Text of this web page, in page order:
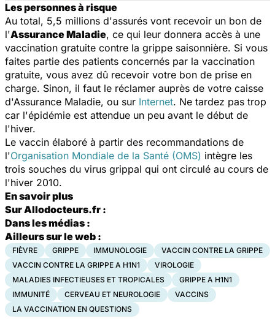
Les personnes à risque
Au total, 5,5 millions d'assurés vont recevoir un bon de
l'Assurance Maladie, ce qui leur donnera accès à une
vaccination gratuite contre la grippe saisonnière. Si vous
faites partie des patients concernés par la vaccination
gratuite, vous avez dû recevoir votre bon de prise en
charge. Sinon, il faut le réclamer auprès de votre caisse
d'Assurance Maladie, ou sur Internet. Ne tardez pas trop
car l'épidémie est attendue un peu avant le début de
l'hiver.
Le vaccin élaboré à partir des recommandations de
l'Organisation Mondiale de la Santé (OMS) intègre les
trois souches du virus grippal qui ont circulé au cours de
l'hiver 2010.
En savoir plus
Sur Allodocteurs.fr :
Dans les médias :
Ailleurs sur le web :
FIÈVRE GRIPPE IMMUNOLOGIE
VACCIN CONTRE LA GRIPPE
VACCIN CONTRE LA GRIPPE A H1N1
VIROLOGIE
MALADIES INFECTIEUSES ET TROPICALES
GRIPPE A H1N1
IMMUNITÉ
CERVEAU ET NEUROLOGIE
VACCINS
LA VACCINATION EN QUESTIONS